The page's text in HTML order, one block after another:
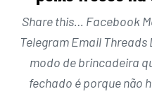
Share this… Facebook
Telegram Email
modo de brincadeira
fechado é porque não